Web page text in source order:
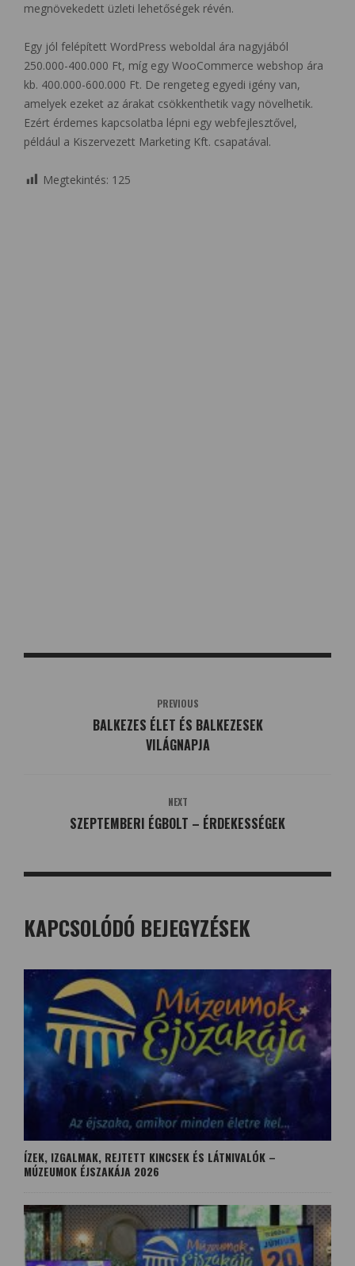
megnövekedett üzleti lehetőségek révén.
Egy jól felépített WordPress weboldal ára nagyjából
250.000-400.000 Ft, míg egy WooCommerce webshop ára
kb. 400.000-600.000 Ft. De rengeteg egyedi igény van,
amelyek ezeket az árakat csökkenthetik vagy növelhetik.
Ezért érdemes kapcsolatba lépni egy webfejlesztővel,
például a Kiszervezett Marketing Kft. csapatával.
Megtekintés: 125
PREVIOUS
BALKEZES ÉLET ÉS BALKEZESEK
VILÁGNAPJA
NEXT
SZEPTEMBERI ÉGBOLT – ÉRDEKESSÉGEK
KAPCSOLÓDÓ BEJEGYZÉSEK
ÍZEK, IZGALMAK, REJTETT KINCSEK ÉS LÁTNIVALÓK –
MÚZEUMOK ÉJSZAKÁJA 2026